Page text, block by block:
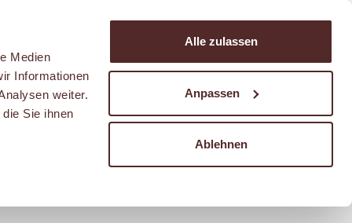
Medien
Informationen
weiter.
Sie ihnen
Alle zulassen
Anpassen
Ablehnen
IM FREESTANDER